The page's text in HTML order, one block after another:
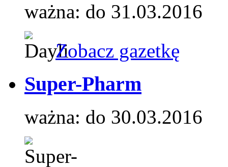
ważna: do 31.03.2016
Zobacz gazetkę
Super-Pharm
ważna: do 30.03.2016